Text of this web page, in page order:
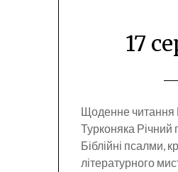
17
Щоденне читання
Турконяка
Біблійні псалми,
літературного